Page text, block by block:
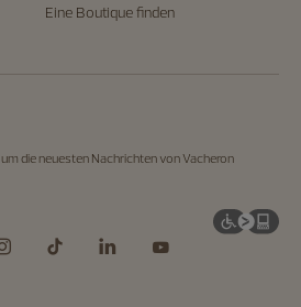
Eine Boutique finden
um die neuesten Nachrichten von Vacheron